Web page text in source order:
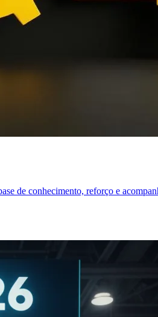
de conhecimento, reforço e